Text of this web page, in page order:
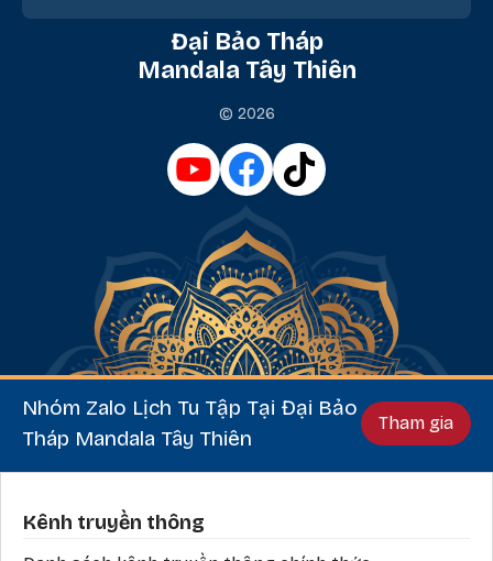
Đại Bảo Tháp
Mandala Tây Thiên
© 2026
Nhóm Zalo Lịch Tu Tập Tại Đại Bảo
Tháp Mandala Tây Thiên
Tham gia
Phần chân
Kênh truyền thông